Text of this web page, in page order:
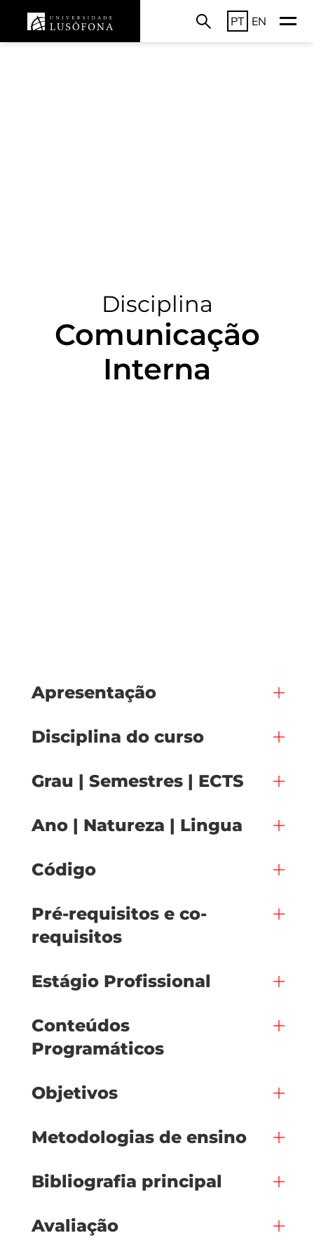
PT EN
Disciplina
Comunicação
Interna
Apresentação
Disciplina do curso
Grau | Semestres | ECTS
Ano | Natureza | Lingua
Código
Pré-requisitos e co-
requisitos
Estágio Profissional
Conteúdos
Programáticos
Objetivos
Metodologias de ensino
Bibliografia principal
Avaliação